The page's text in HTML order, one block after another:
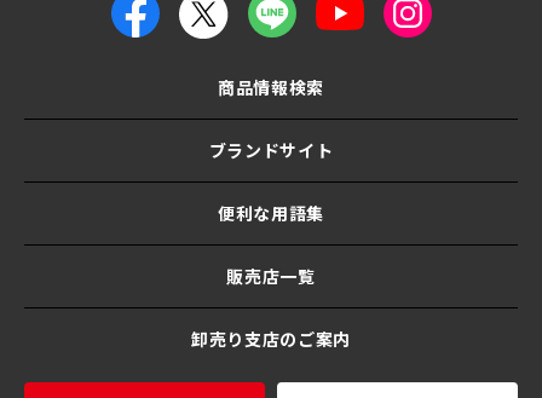
商品情報検索
ブランドサイト
便利な用語集
販売店一覧
卸売り支店のご案内